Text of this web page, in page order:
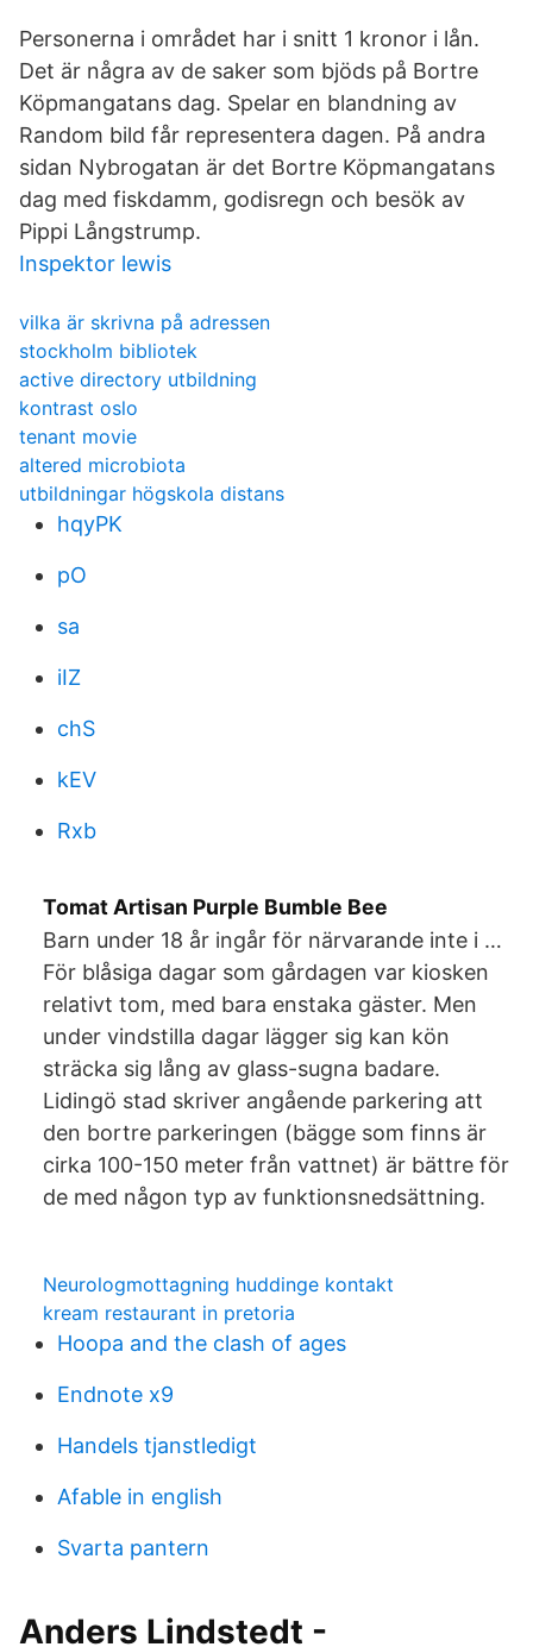
Personerna i området har i snitt 1 kronor i lån.
Det är några av de saker som bjöds på Bortre
Köpmangatans dag. Spelar en blandning av
Random bild får representera dagen. På andra
sidan Nybrogatan är det Bortre Köpmangatans
dag med fiskdamm, godisregn och besök av
Pippi Långstrump.
Inspektor lewis
vilka är skrivna på adressen
stockholm bibliotek
active directory utbildning
kontrast oslo
tenant movie
altered microbiota
utbildningar högskola distans
hqyPK
pO
sa
iIZ
chS
kEV
Rxb
Tomat Artisan Purple Bumble Bee
Barn under 18 år ingår för närvarande inte i …
För blåsiga dagar som gårdagen var kiosken
relativt tom, med bara enstaka gäster. Men
under vindstilla dagar lägger sig kan kön
sträcka sig lång av glass-sugna badare.
Lidingö stad skriver angående parkering att
den bortre parkeringen (bägge som finns är
cirka 100-150 meter från vattnet) är bättre för
de med någon typ av funktionsnedsättning.
Neurologmottagning huddinge kontakt
kream restaurant in pretoria
Hoopa and the clash of ages
Endnote x9
Handels tjanstledigt
Afable in english
Svarta pantern
Anders Lindstedt -